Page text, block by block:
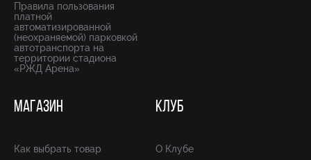
Правила пользования
платной
автоматизированной
(неохраняемой) парковкой
автотранспорта на
территории стадиона
«РЖД Арена»
МАГАЗИН
Как выбрать товар
КЛУБ
О Клубе